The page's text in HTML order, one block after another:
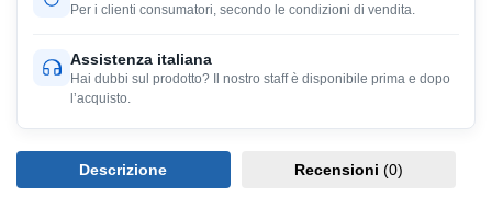
Per i clienti consumatori, secondo le condizioni di vendita.
Assistenza italiana
Hai dubbi sul prodotto? Il nostro staff è disponibile prima e dopo
l’acquisto.
Descrizione Recensioni (0)